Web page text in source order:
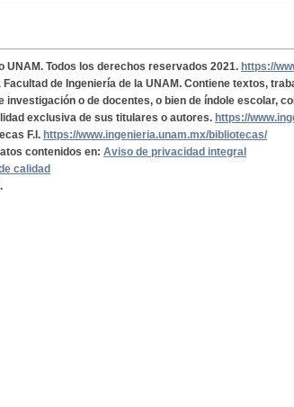
UNAM. Todos los derechos reservados 2021. https://
de Ingeniería de la UNAM. Contiene textos,
o de docentes, o bien de índole escolar,
exclusiva de sus titulares o autores. https://
F.I. https://www.ingenieria.unam.mx/bibliotecas/
contenidos en: Aviso de privacidad integral
calidad